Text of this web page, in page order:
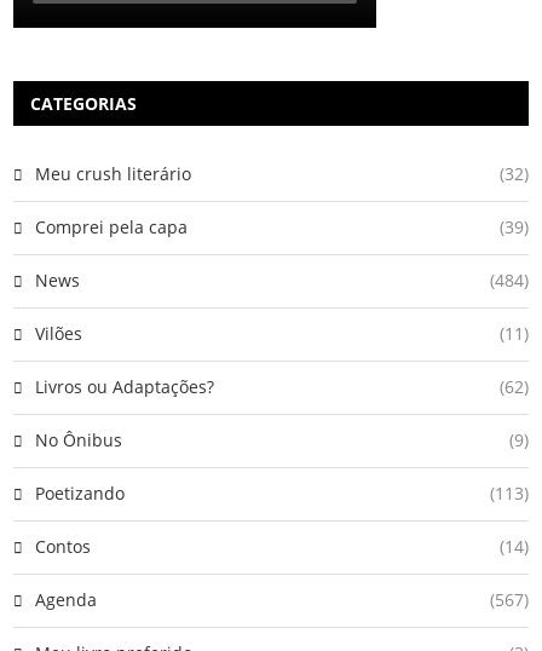
CATEGORIAS
Meu crush literário (32)
Comprei pela capa (39)
News (484)
Vilões (11)
Livros ou Adaptações? (62)
No Ônibus (9)
Poetizando (113)
Contos (14)
Agenda (567)